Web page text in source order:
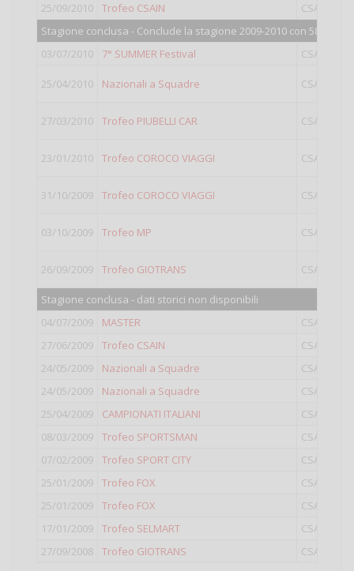
25/09/2010
Trofeo CSAIN CSAIN
Stagione conclusa - Conclude la stagione 2009-2010 con 580 punti.
03/07/2010
7° SUMMER Festival CSAIN
25/04/2010 Nazionali a Squadre CSAIN
27/03/2010 Trofeo PIUBELLI CAR CSAIN
23/01/2010 Trofeo COROCO VIAGGI CSAIN
31/10/2009 Trofeo COROCO VIAGGI CSAIN
03/10/2009 Trofeo MP CSAIN
26/09/2009 Trofeo GIOTRANS CSAIN
Stagione conclusa - dati storici non disponibili
04/07/2009
MASTER CSAIN
27/06/2009
Trofeo CSAIN CSAIN
24/05/2009
Nazionali a Squadre
CSAIN
24/05/2009
Nazionali a Squadre CSAIN
25/04/2009
CAMPIONATI ITALIANI CSAIN
08/03/2009
Trofeo SPORTSMAN
CSAIN
07/02/2009
Trofeo SPORT CITY
CSAIN
25/01/2009
Trofeo FOX
CSAIN
25/01/2009
Trofeo FOX CSAIN
17/01/2009
Trofeo SELMART CSAIN
27/09/2008
Trofeo GIOTRANS CSAIN